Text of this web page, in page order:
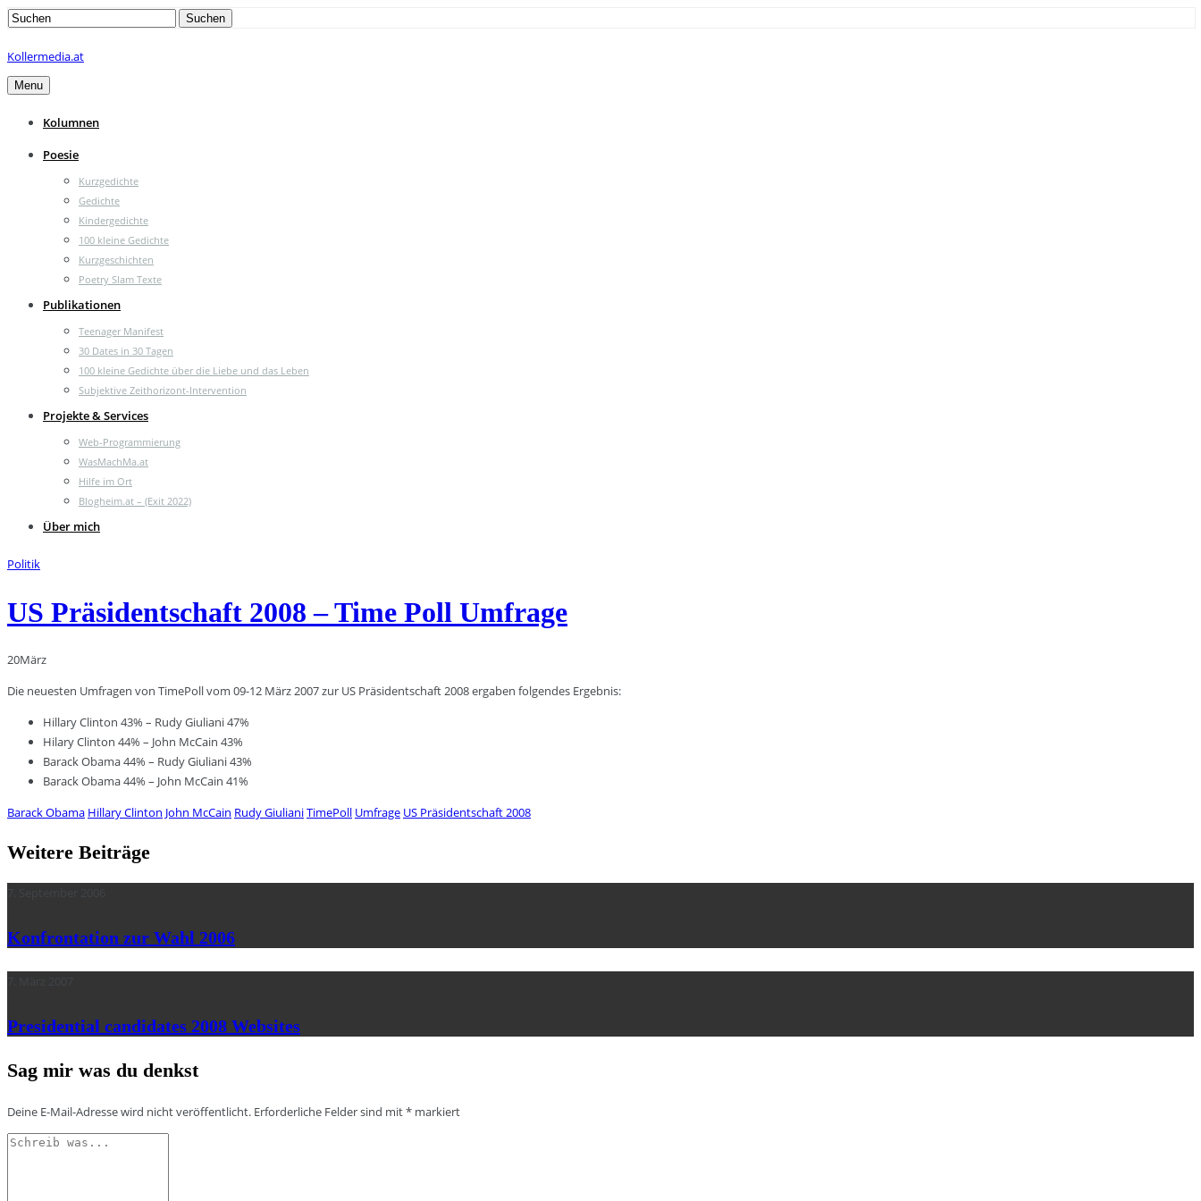
Search
Suchen
Kollermedia.at
Menu
Kolumnen
Poesie
Kurzgedichte
Gedichte
Kindergedichte
100 kleine Gedichte
Kurzgeschichten
Poetry Slam Texte
Publikationen
Teenager Manifest
30 Dates in 30 Tagen
100 kleine Gedichte über die Liebe und das Leben
Subjektive Zeithorizont-Intervention
Projekte & Services
Web-Programmierung
WasMachMa.at
Hilfe im Ort
Blogheim.at – (Exit 2022)
Über mich
Politik
US Präsidentschaft 2008 – Time Poll Umfrage
20März
Die neuesten Umfragen von TimePoll vom 09-12 März 2007 zur US Präsidentschaft 2008 ergaben folgendes Ergebnis:
Hillary Clinton 43% – Rudy Giuliani 47%
Hilary Clinton 44% – John McCain 43%
Barack Obama 44% – Rudy Giuliani 43%
Barack Obama 44% – John McCain 41%
Barack Obama Hillary Clinton John McCain Rudy GiulianiTimePoll Umfrage US Präsidentschaft 2008
Weitere Beiträge
Konfrontation zur Wahl 2006
Presidential candidates 2008 Websites
Sag mir was du denkst
Deine E-Mail-Adresse wird nicht veröffentlicht. Erforderliche Felder sind mit* markiert